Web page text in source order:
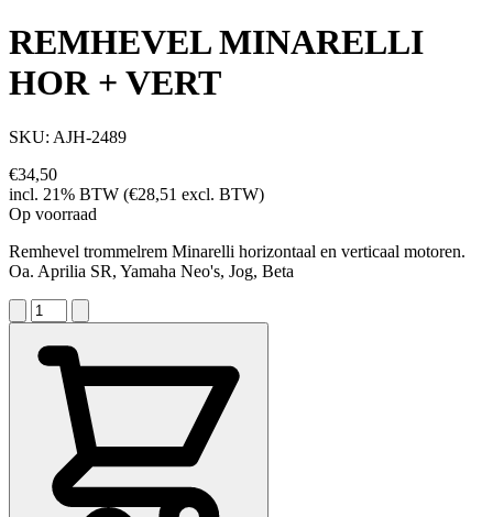
REMHEVEL MINARELLI
HOR + VERT
SKU: AJH-2489
€34,50
incl. 21% BTW (€28,51 excl. BTW)
Op voorraad
Remhevel trommelrem Minarelli horizontaal en verticaal motoren.
Oa. Aprilia SR, Yamaha Neo's, Jog, Beta